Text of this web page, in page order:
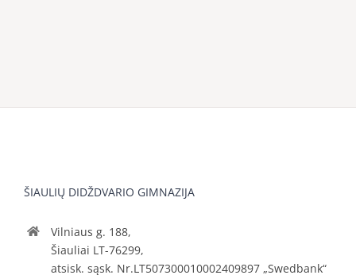
ŠIAULIŲ DIDŽDVARIO GIMNAZIJA
Vilniaus g. 188,
Šiauliai LT-76299,
atsisk. sąsk. Nr.LT507300010002409897 „Swedbank“